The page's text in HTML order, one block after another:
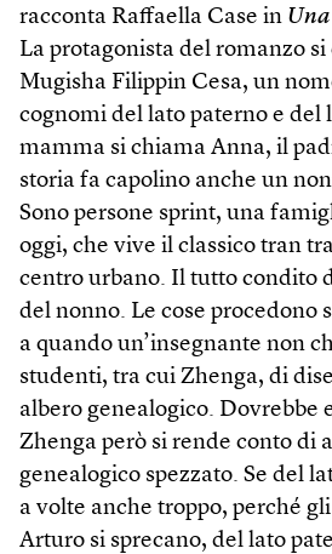
racconta Raffaella Case in
La protagonista del romanzo
Mugisha Filippin Cesa, un
cognomi del lato paterno e del
mamma si chiama Anna, il
storia fa capolino anche un
Sono persone sprint, una
oggi, che vive il classico tran
centro urbano. Il tutto condito
del nonno. Le cose procedono
a quando un’insegnante non
studenti, tra cui Zhenga, di
albero genealogico. Dovrebbe
Zhenga però si rende conto di
genealogico spezzato. Se del
a volte anche troppo, perché
Arturo si sprecano, del lato